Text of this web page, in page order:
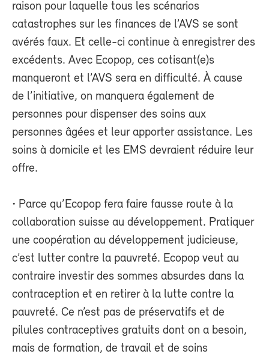
raison pour laquelle tous les scénarios
catastrophes sur les finances de l’AVS se sont
avérés faux. Et celle-ci continue à enregistrer des
excédents. Avec Ecopop, ces cotisant(e)s
manqueront et l’AVS sera en difficulté. À cause
de l’initiative, on manquera également de
personnes pour dispenser des soins aux
personnes âgées et leur apporter assistance. Les
soins à domicile et les EMS devraient réduire leur
offre.
• Parce qu’Ecopop fera faire fausse route à la
collaboration suisse au développement. Pratiquer
une coopération au développement judicieuse,
c’est lutter contre la pauvreté. Ecopop veut au
contraire investir des sommes absurdes dans la
contraception et en retirer à la lutte contre la
pauvreté. Ce n’est pas de préservatifs et de
pilules contraceptives gratuits dont on a besoin,
mais de formation, de travail et de soins